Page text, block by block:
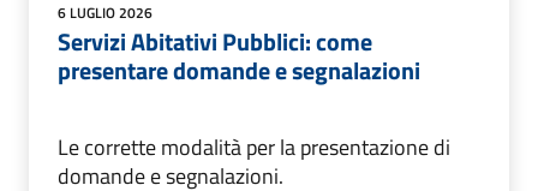
6 LUGLIO 2026
Servizi Abitativi Pubblici: come
presentare domande e segnalazioni
Le corrette modalità per la presentazione di
domande e segnalazioni.